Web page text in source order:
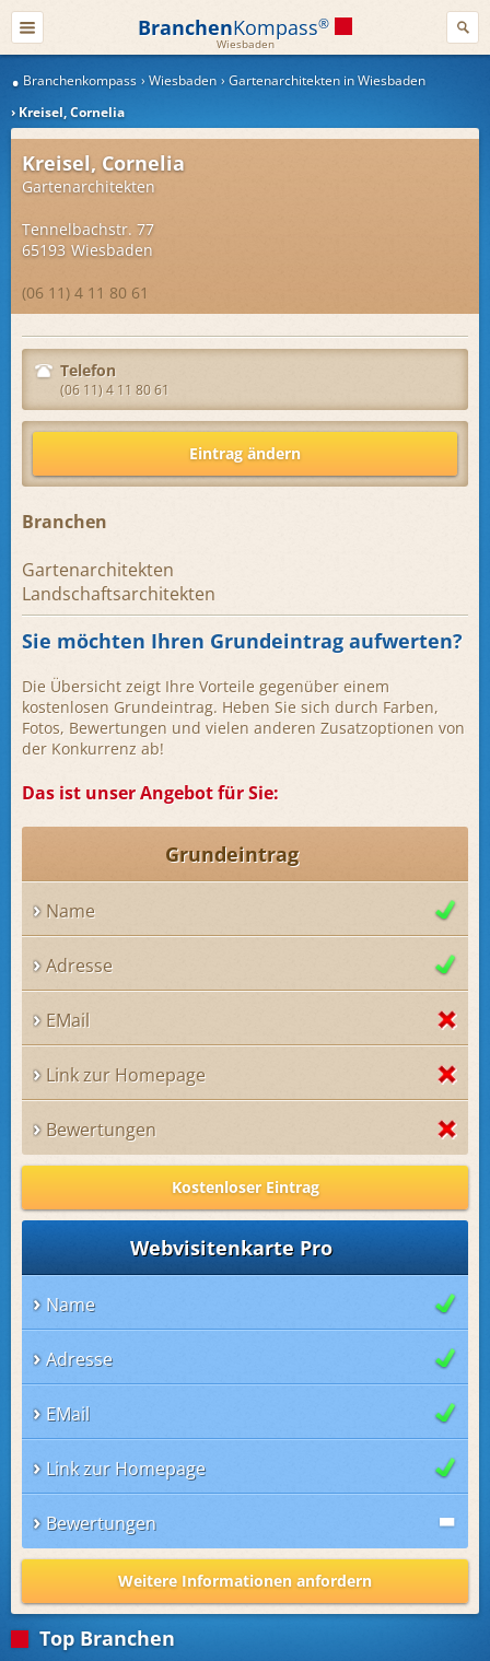
BranchenKompass®
Wiesbaden
Branchenkompass Wiesbaden
Gartenarchitekten in Wiesbaden
Kreisel, Cornelia
Kreisel, Cornelia
Gartenarchitekten
Tennelbachstr. 77
65193 Wiesbaden
(06 11) 4 11 80 61
Telefon
(06 11) 4 11 80 61
Eintrag ändern
Branchen
Gartenarchitekten
Landschaftsarchitekten
Sie möchten Ihren Grundeintrag aufwerten?
Die Übersicht zeigt Ihre Vorteile gegenüber einem
kostenlosen Grundeintrag. Heben Sie sich durch Farben,
Fotos, Bewertungen und vielen anderen Zusatzoptionen von
der Konkurrenz ab!
Das ist unser Angebot für Sie:
Grundeintrag
Name
Adresse
EMail
Link zur Homepage
Bewertungen
Kostenloser Eintrag
Webvisitenkarte Pro
Name
Adresse
EMail
Link zur Homepage
Bewertungen
Weitere Informationen anfordern
Top Branchen